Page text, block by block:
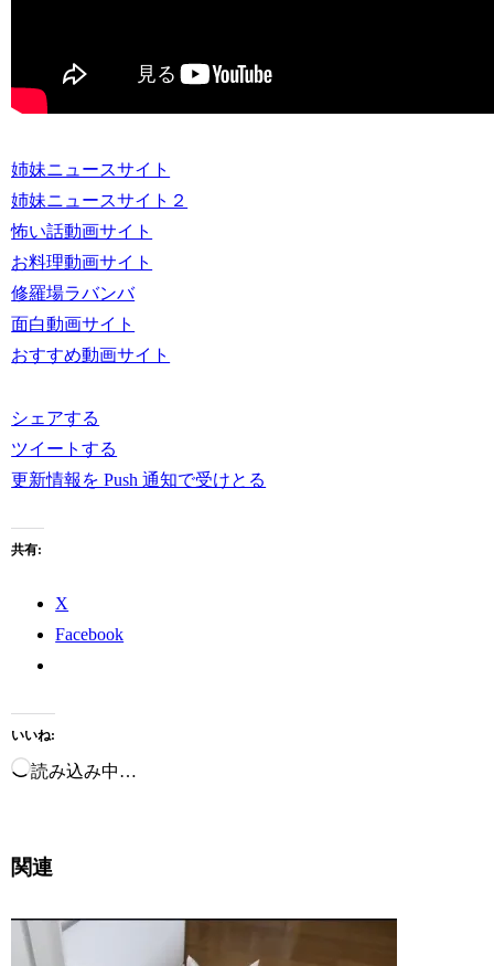
姉妹ニュースサイト
姉妹ニュースサイト２
怖い話動画サイト
お料理動画サイト
修羅場ラバンバ
面白動画サイト
おすすめ動画サイト
シェアする
ツイートする
更新情報を Push 通知で受けとる
共有:
X
Facebook
いいね:
読み込み中…
関連